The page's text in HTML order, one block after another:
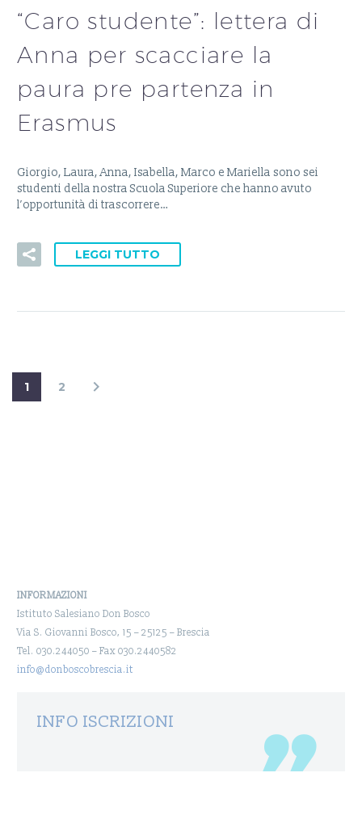
“Caro studente”: lettera di
Anna per scacciare la
paura pre partenza in
Erasmus
Giorgio, Laura, Anna, Isabella, Marco e Mariella sono sei
studenti della nostra Scuola Superiore che hanno avuto
l’opportunità di trascorrere…
LEGGI TUTTO
1 2
INFORMAZIONI
Istituto Salesiano Don Bosco
Via S. Giovanni Bosco, 15 – 25125 – Brescia
Tel. 030.244050 – Fax 030.2440582
info@donboscobrescia.it
INFO ISCRIZIONI